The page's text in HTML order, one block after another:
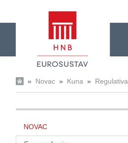
» Novac » Kuna » Regulativa
NOVAC